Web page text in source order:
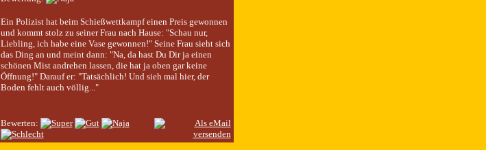
Ein Polizist hat beim Schießwettkampf einen Preis gewonnen
und kommt stolz zu seiner Frau nach Hause: "Schau nur,
Liebling, ich habe eine Vase gewonnen!" Seine Frau sieht sich
das Ding an und meint dann: "Na, da hast Du Dir ja einen
schönen Mist andrehen lassen, die hat ja oben gar keine
Öffnung!" Darauf er: "Tatsächlich! Und sieh mal hier, der
Boden fehlt auch völlig..."
Bewerten: